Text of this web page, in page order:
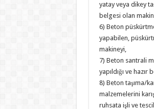
yatay veya dikey
belgesi olan
6) Beton
yapabilen,
makineyi,
7) Beton santrali
yapıldığı ve
8) Beton taşıma/
malzemelerini
ruhsata işli ve